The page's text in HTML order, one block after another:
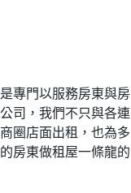
專門以服務房東與房
司，我們不只與各連
圈店面出租，也為多
房東做租屋一條龍的